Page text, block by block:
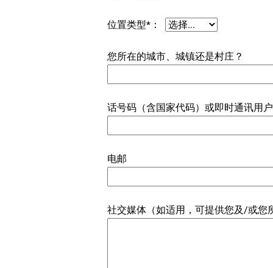
位置类型*：
您所在的城市、城镇还是村庄？
话号码（含国家代码）或即时通讯用
电邮
社交媒体（如适用，可提供您及/或您